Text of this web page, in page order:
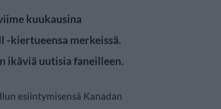
kuukausina
-kiertueensa merkeissä.
ikäviä uutisia faneilleen.
esiintymisensä Kanadan